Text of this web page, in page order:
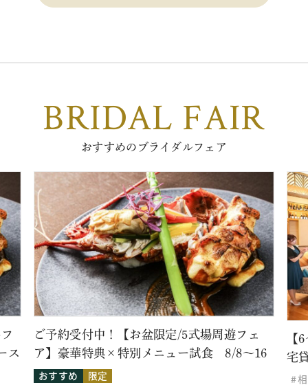
BRIDAL FAIR
おすすめのブライダルフェア
ス
ご予約受付中！【お盆限定/5式場周遊フェ
ア】豪華特典×特別メニュー試食 8/8～16
おすすめ
限定
【
宅